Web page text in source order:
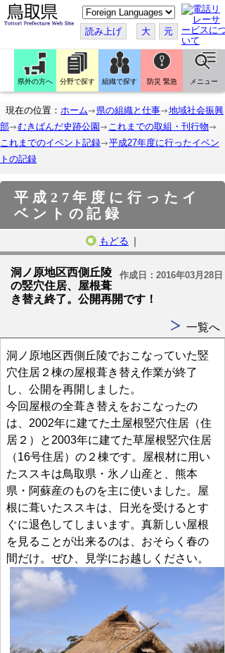
こ
の
ペ
ー
ジ
翻
訳
す
読み上げ 大 元
県外の方へ 分野で探す 組織で探す 防災 緊急 メニュー
現在の位置： ホーム 県の組織と仕事
地域社会振興
部
むきばんだ史跡公園
これまでの取組・刊行物
これまでのイベント記録
平成27年度に行ったイベン
トの記録
平成27年度に行ったイ
ベントの記録
もどる ｜
作成日：2016年03月28日
洞ノ原地区西側丘陵
の竪穴住居、屋根葺
き替え終了。公開再開です！
一覧へ
洞ノ原地区西側丘陵でおこなっていた竪
穴住居２棟の屋根葺き替え作業が終了
し、公開を再開しました。
今回屋根の全葺き替えをおこなったの
は、2002年に建てた土屋根竪穴住居（住
居２）と2003年に建てた草屋根竪穴住居
（16号住居）の２棟です。屋根材に用い
たススキは鳥取県・氷ノ山産と、熊本
県・阿蘇産のものを主に使いました。屋
根に葺いたススキは、日光を受けるとす
ぐに退色してしまいます。真新しい屋根
を見ることが出来るのは、おそらく春の
間だけ。ぜひ、見学にお越しください。